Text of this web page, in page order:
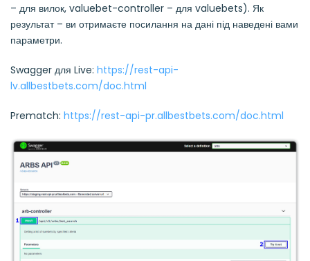
– для вилок, valuebet-controller – для valuebets). Як
результат – ви отримаєте посилання на дані під наведені вами
параметри.
Swagger для Live: https://rest-api-
lv.allbestbets.com/doc.html
Prematch: https://rest-api-pr.allbestbets.com/doc.html